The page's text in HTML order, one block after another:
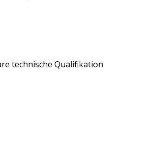
technische Qualifikation